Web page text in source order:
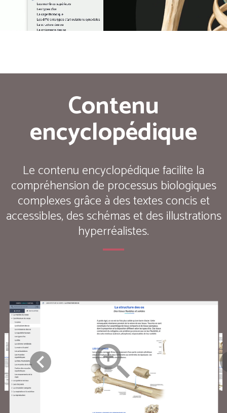
Contenu
encyclopédique
Le contenu encyclopédique facilite la
compréhension de processus biologiques
complexes grâce à des textes concis et
accessibles, des schémas et des illustrations
hyperréalistes.